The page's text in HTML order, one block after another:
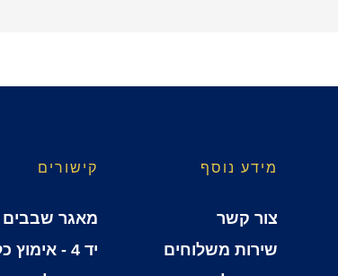
מידע נוסף
צור קשר
שירות משלוחים
קישורים
מאגר שבבים
יד 4 - אימוץ כלבים